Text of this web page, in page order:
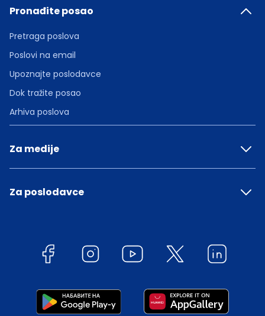
Pronađite posao
Pretraga poslova
Poslovi na email
Upoznajte poslodavce
Dok tražite posao
Arhiva poslova
Za medije
Za poslodavce